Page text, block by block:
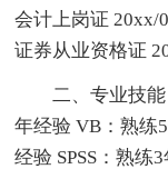
会计上岗证 20xx/
证券从业资格证
二、专业技
年经验 VB：熟练
经验 SPSS：熟练